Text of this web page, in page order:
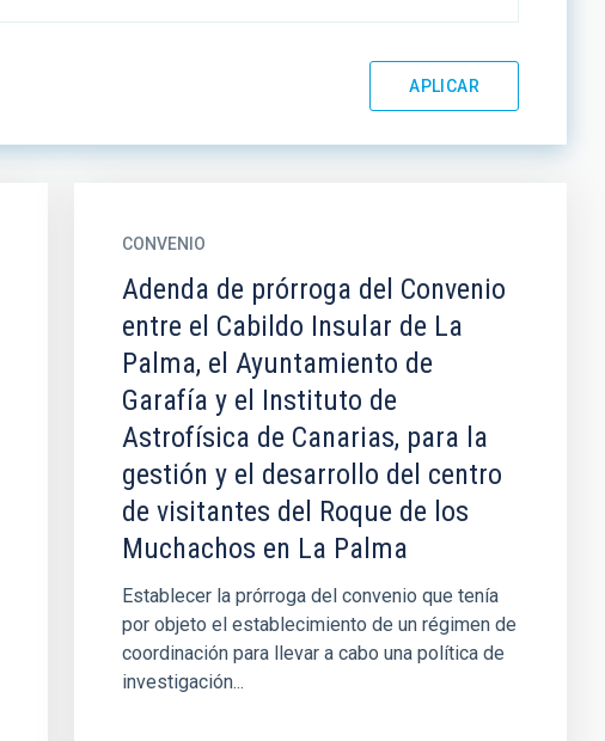
CONVENIO
Adenda de prórroga del Convenio
entre el Cabildo Insular de La
Palma, el Ayuntamiento de
Garafía y el Instituto de
Astrofísica de Canarias, para la
gestión y el desarrollo del centro
de visitantes del Roque de los
Muchachos en La Palma
Establecer la prórroga del convenio que tenía
por objeto el establecimiento de un régimen de
coordinación para llevar a cabo una política de
investigación...